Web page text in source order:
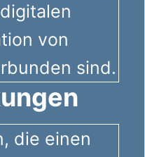
von
sind.
die einen